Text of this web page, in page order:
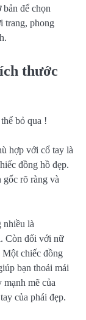
để chọn
trang, phong
thước
hợp với cổ tay là
đồng hồ đẹp.
gốc rõ ràng và
nhiều là
Còn đối với nữ
chiếc đồng
bạn thoải mái
mẽ của
của phái đẹp.